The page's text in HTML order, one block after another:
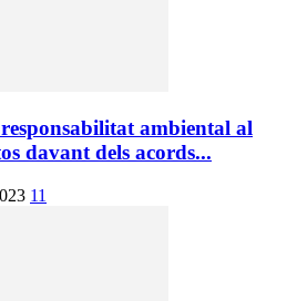
ambiental al
davant dels acords...
11